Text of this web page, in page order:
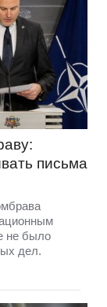
письма
не было
дел.